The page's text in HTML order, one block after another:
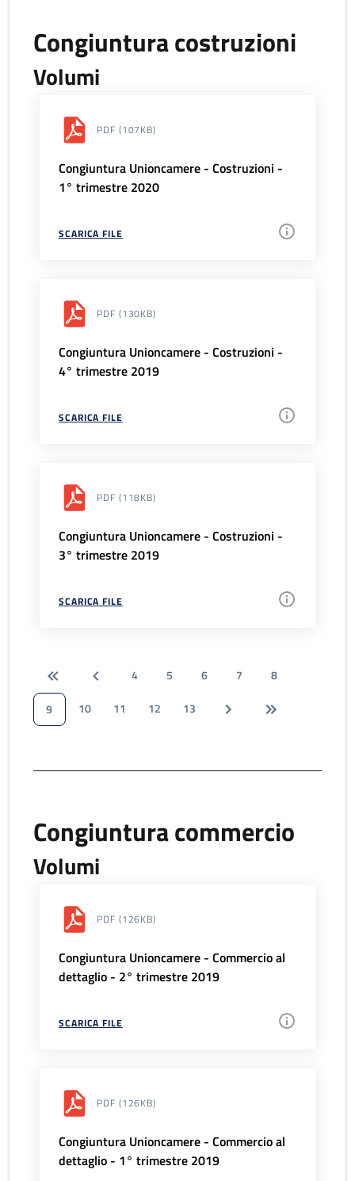
Congiuntura costruzioni
Volumi
PDF (107KB)
Congiuntura Unioncamere - Costruzioni -
1° trimestre 2020
SCARICA FILE
PDF (130KB)
Congiuntura Unioncamere - Costruzioni -
4° trimestre 2019
SCARICA FILE
PDF (118KB)
Congiuntura Unioncamere - Costruzioni -
3° trimestre 2019
SCARICA FILE
4 5 6 7
8
9
10 11 12 13
Congiuntura commercio
Volumi
PDF (126KB)
Congiuntura Unioncamere - Commercio al
dettaglio - 2° trimestre 2019
SCARICA FILE
PDF (126KB)
Congiuntura Unioncamere - Commercio al
dettaglio - 1° trimestre 2019